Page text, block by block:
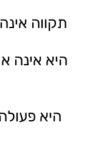
תקווה
היא אינה
היא